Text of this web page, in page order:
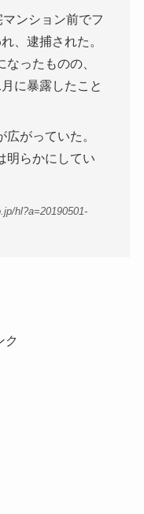
ンション前でフ
、逮捕された。
ったものの、
に暴露したこと
がっていた。
明らかにしてい
hl?a=20190501-
ク